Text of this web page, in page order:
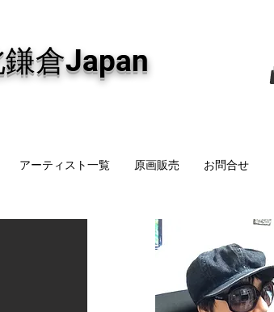
倉Japan
アーティスト一覧 原画販売 お問合せ